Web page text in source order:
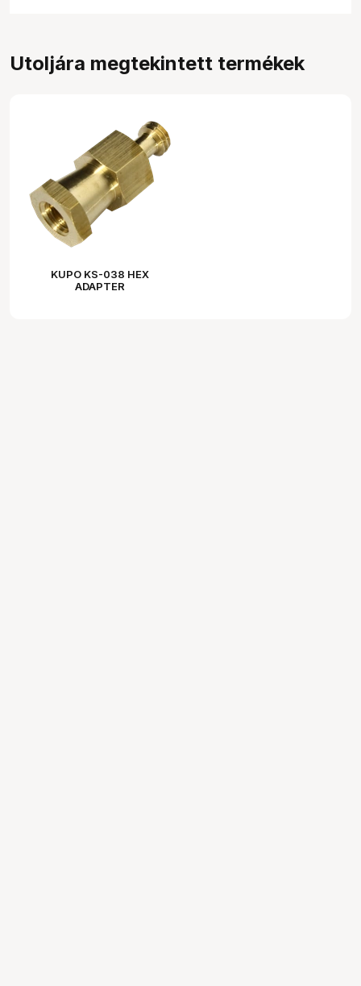
Utoljára megtekintett termékek
KUPO KS-038 HEX
ADAPTER